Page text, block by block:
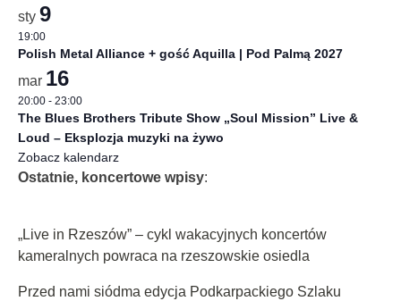
sty 9
19:00
Polish Metal Alliance + gość Aquilla | Pod Palmą 2027
mar 16
20:00 - 23:00
The Blues Brothers Tribute Show „Soul Mission” Live &
Loud – Eksplozja muzyki na żywo
Zobacz kalendarz
Ostatnie, koncertowe wpisy:
„Live in Rzeszów” – cykl wakacyjnych koncertów
kameralnych powraca na rzeszowskie osiedla
Przed nami siódma edycja Podkarpackiego Szlaku